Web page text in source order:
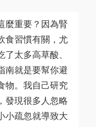
麼重要？因為腎
食習慣有關，尤
太多高草酸、
南就是要幫你避
物。我自己研究
發現很多人忽略
小疏忽就導致大